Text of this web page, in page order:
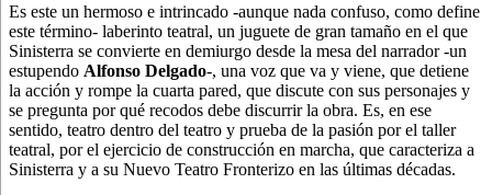
Es este un hermoso e intrincado -aunque nada confuso, como define
este término- laberinto teatral, un juguete de gran tamaño en el que
Sinisterra se convierte en demiurgo desde la mesa del narrador -un
estupendo Alfonso Delgado-, una voz que va y viene, que detiene
la acción y rompe la cuarta pared, que discute con sus personajes y
se pregunta por qué recodos debe discurrir la obra. Es, en ese
sentido, teatro dentro del teatro y prueba de la pasión por el taller
teatral, por el ejercicio de construcción en marcha, que caracteriza a
Sinisterra y a su Nuevo Teatro Fronterizo en las últimas décadas.